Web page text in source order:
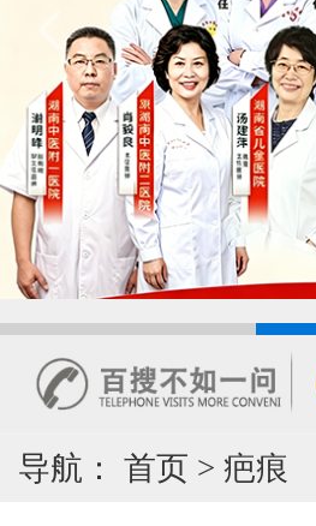
导航： 首页 > 疤痕